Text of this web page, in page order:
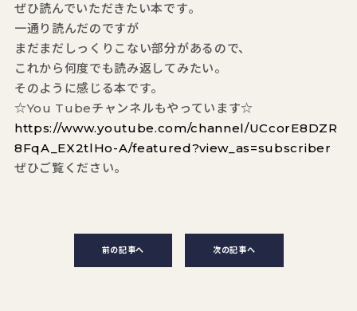
ぜひ読んでいただきたい本です。
一通り読んだのですが
まだまだしっくりこない部分があるので、
これから何度でも読み返してみたい。
そのように感じる本です。
☆You Tubeチャンネルもやっています☆
https://www.youtube.com/channel/UCcorE8DZR
8FqA_EX2tlHo-A/featured?view_as=subscriber
ぜひご覧ください。
前の記事へ 次の記事へ